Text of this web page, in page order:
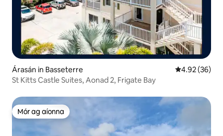
Árasán in Basseterre Meánrátáil
4.92 (36)
St Kitts Castle Suites, Aonad 2, Frigate Bay
Mór ag aíonna
Mór ag aíonna